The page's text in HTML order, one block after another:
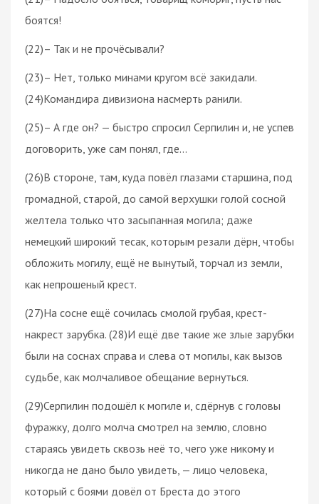
боятся!
(22)– Так и не прочёсывали?
(23)– Нет, только минами кругом всё закидали.
(24)Командира дивизиона насмерть ранили.
(25)– А где он? — быстро спросил Серпилин и, не успев
договорить, уже сам понял, где…
(26)В стороне, там, куда повёл глазами старшина, под
громадной, старой, до самой верхушки голой сосной
желтела только что засыпанная могила; даже
немецкий широкий тесак, которым резали дёрн, чтобы
обложить могилу, ещё не вынутый, торчал из земли,
как непрошеный крест.
(27)На сосне ещё сочилась смолой грубая, крест-
накрест зарубка. (28)И ещё две такие же злые зарубки
были на соснах справа и слева от могилы, как вызов
судьбе, как молчаливое обещание вернуться.
(29)Серпилин подошёл к могиле и, сдёрнув с головы
фуражку, долго молча смотрел на землю, словно
стараясь увидеть сквозь неё то, чего уже никому и
никогда не дано было увидеть, — лицо человека,
который с боями довёл от Бреста до этого